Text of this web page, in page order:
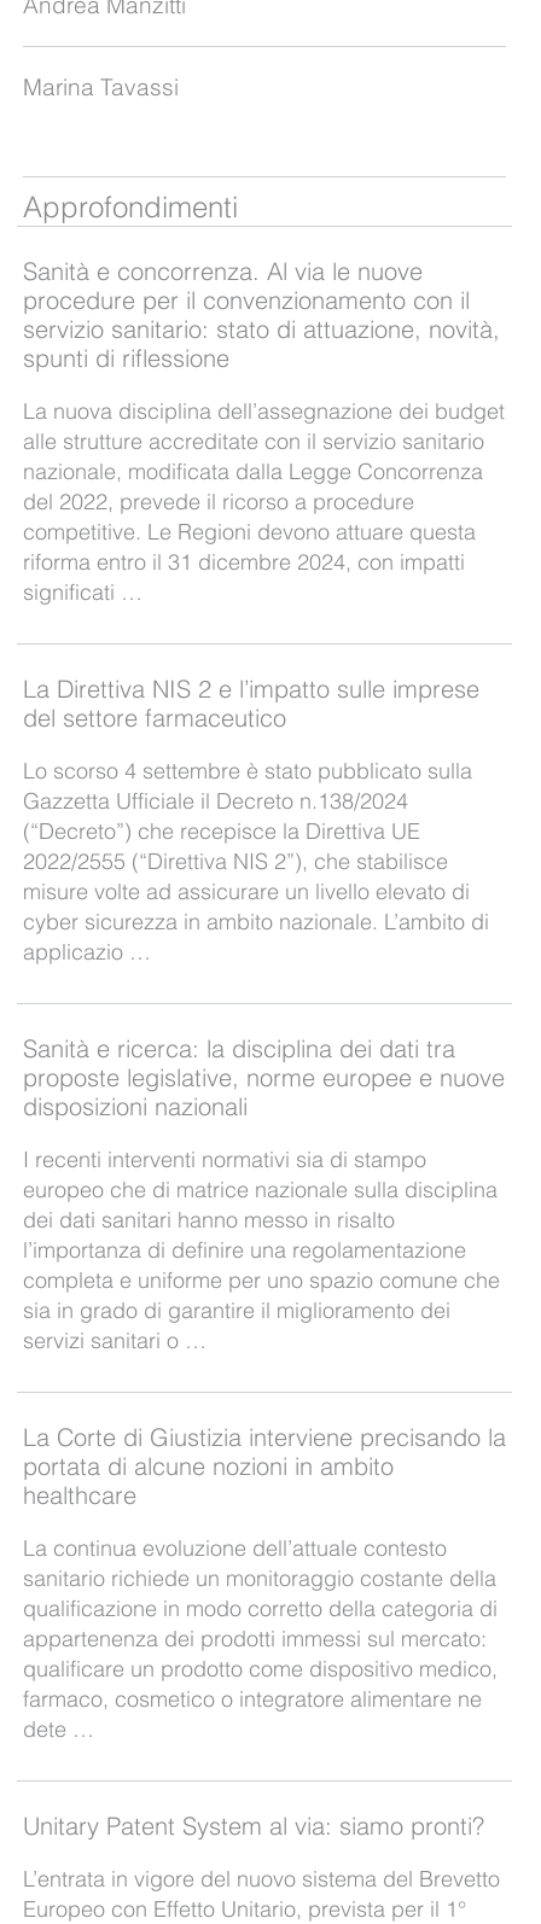
Marina Tavassi
Approfondimenti
Sanità e concorrenza. Al via le nuove
procedure per il convenzionamento con il
servizio sanitario: stato di attuazione, novità,
spunti di riflessione
La nuova disciplina dell’assegnazione dei budget
alle strutture accreditate con il servizio sanitario
nazionale, modificata dalla Legge Concorrenza
del 2022, prevede il ricorso a procedure
competitive. Le Regioni devono attuare questa
riforma entro il 31 dicembre 2024, con impatti
significati …
La Direttiva NIS 2 e l’impatto sulle imprese
del settore farmaceutico
Lo scorso 4 settembre è stato pubblicato sulla
Gazzetta Ufficiale il Decreto n.138/2024
(“Decreto”) che recepisce la Direttiva UE
2022/2555 (“Direttiva NIS 2”), che stabilisce
misure volte ad assicurare un livello elevato di
cyber sicurezza in ambito nazionale. L’ambito di
applicazio …
Sanità e ricerca: la disciplina dei dati tra
proposte legislative, norme europee e nuove
disposizioni nazionali
I recenti interventi normativi sia di stampo
europeo che di matrice nazionale sulla disciplina
dei dati sanitari hanno messo in risalto
l’importanza di definire una regolamentazione
completa e uniforme per uno spazio comune che
sia in grado di garantire il miglioramento dei
servizi sanitari o …
La Corte di Giustizia interviene precisando la
portata di alcune nozioni in ambito
healthcare
La continua evoluzione dell’attuale contesto
sanitario richiede un monitoraggio costante della
qualificazione in modo corretto della categoria di
appartenenza dei prodotti immessi sul mercato:
qualificare un prodotto come dispositivo medico,
farmaco, cosmetico o integratore alimentare ne
dete …
Unitary Patent System al via: siamo pronti?
L’entrata in vigore del nuovo sistema del Brevetto
Europeo con Effetto Unitario, prevista per il 1°